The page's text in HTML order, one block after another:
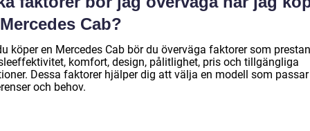
Cab?
köper en Mercedes Cab bör du överväga faktorer som
komfort, design, pålitlighet, pris och tillgängliga
Dessa faktorer hjälper dig att välja en modell som
och behov.